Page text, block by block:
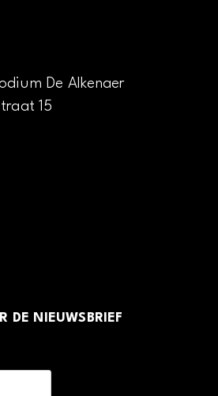
De Alkenaer
15
DE NIEUWSBRIEF